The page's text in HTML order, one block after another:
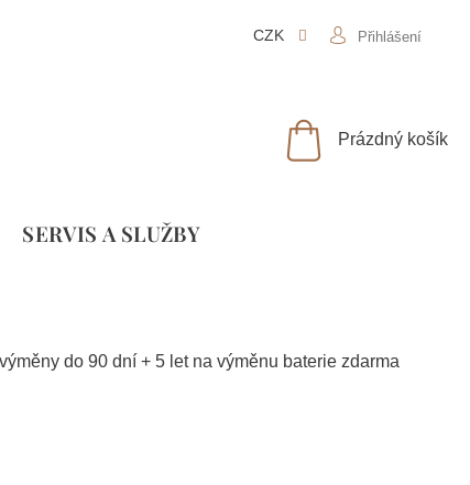
CZK Přihlášení
NÁKUPNÍ
Prázdný košík
SLUŽBY
do 90 dní + 5 let na výměnu baterie zdarma